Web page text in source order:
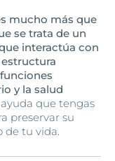
mucho más que
se trata de un
interactúa con
y la salud
que tengas
preservar su
de tu vida.